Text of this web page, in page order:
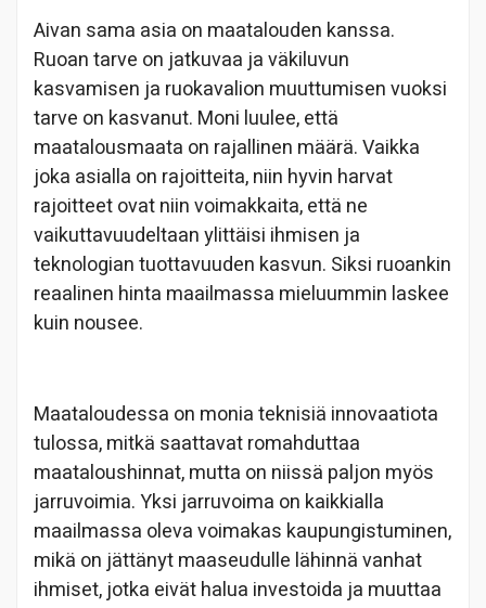
Aivan sama asia on maatalouden kanssa.
Ruoan tarve on jatkuvaa ja väkiluvun
kasvamisen ja ruokavalion muuttumisen vuoksi
tarve on kasvanut. Moni luulee, että
maatalousmaata on rajallinen määrä. Vaikka
joka asialla on rajoitteita, niin hyvin harvat
rajoitteet ovat niin voimakkaita, että ne
vaikuttavuudeltaan ylittäisi ihmisen ja
teknologian tuottavuuden kasvun. Siksi ruoankin
reaalinen hinta maailmassa mieluummin laskee
kuin nousee.
Maataloudessa on monia teknisiä innovaatiota
tulossa, mitkä saattavat romahduttaa
maataloushinnat, mutta on niissä paljon myös
jarruvoimia. Yksi jarruvoima on kaikkialla
maailmassa oleva voimakas kaupungistuminen,
mikä on jättänyt maaseudulle lähinnä vanhat
ihmiset, jotka eivät halua investoida ja muuttaa